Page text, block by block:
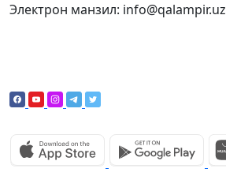
Электрон манзил: info@qalampir.uz